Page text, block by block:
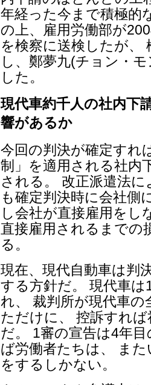
年経った今まで積極的
の上、雇用労働部が
を検察に送検したが、
し、鄭夢九(チョン・
した。
現代車約千人の社内下
響があるか
今回の判決が確定すれ
制」を適用される社内
される。 改正派遣法
も確定判決時に会社側
し会社が直接雇用をし
直接雇用されるまでの
る。
現在、現代自動車は判
する方針だ。 現代車
れ、 裁判所が現代車
ただけに、 控訴すれ
だ。 1審の宣告は4年
ば労働者たちは、 ま
をするしかない。